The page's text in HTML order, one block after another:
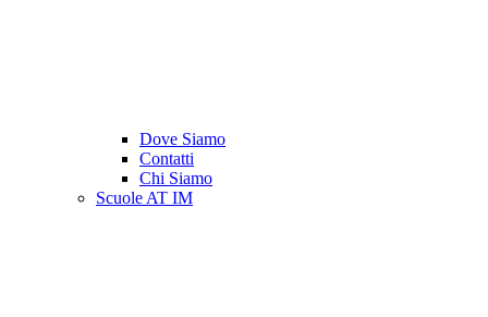
Dove Siamo
Contatti
Chi Siamo
Scuole AT IM